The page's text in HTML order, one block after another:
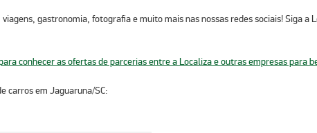
gastronomia, fotografia e muito mais nas nossas redes sociais! Siga a
carros em Jaguaruna/SC:​​​​